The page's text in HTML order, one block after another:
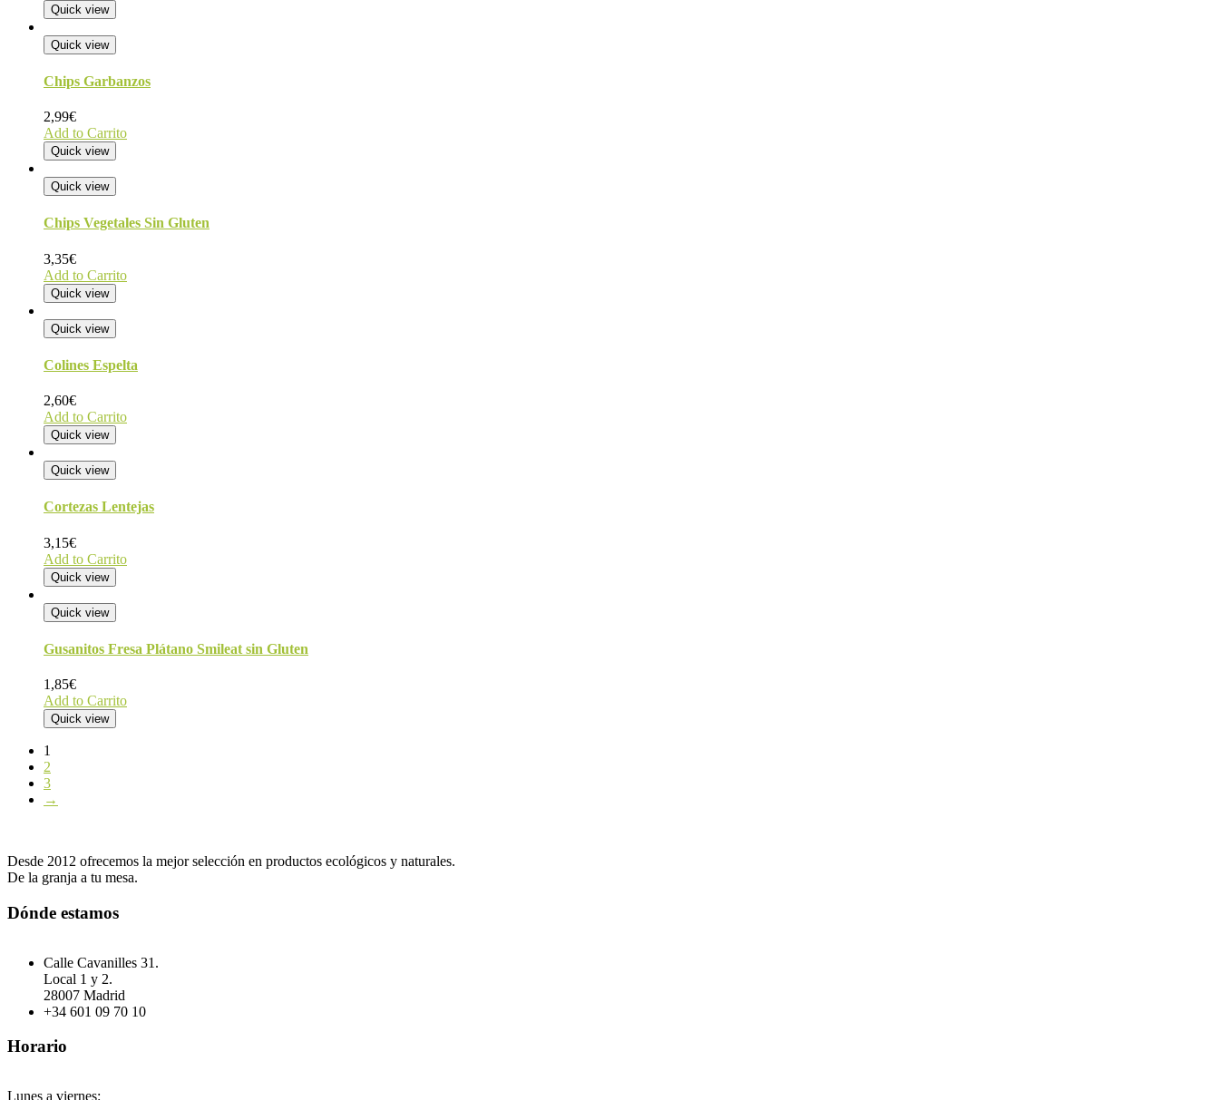
Quick view
Quick view
Chips Garbanzos
2,99€
Add to Carrito
Quick view
Quick view
Chips Vegetales Sin Gluten
3,35€
Add to Carrito
Quick view
Quick view
Colines Espelta
2,60€
Add to Carrito
Quick view
Quick view
Cortezas Lentejas
3,15€
Add to Carrito
Quick view
Quick view
Gusanitos Fresa Plátano Smileat sin Gluten
1,85€
Add to Carrito
Quick view
1
2
3
→
Desde 2012 ofrecemos la mejor selección en productos ecológicos y naturales.
De la granja a tu mesa.
Dónde estamos
Calle Cavanilles 31.
Local 1 y 2.
28007 Madrid
+34 601 09 70 10
Horario
Lunes a viernes: